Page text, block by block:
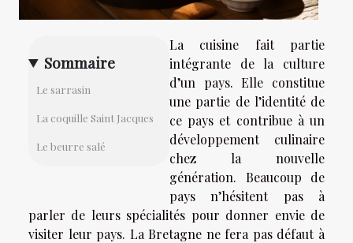
Sommaire
Le sarrasin
La coquille Saint Jacques
Le beurre salé
La cuisine fait partie
intégrante de la culture
d’un pays. Elle constitue
une partie de l’identité de
ce pays et contribue à un
développement culinaire
chez la nouvelle
génération. Beaucoup de
pays n’hésitent pas à
parler de leurs spécialités pour donner envie de
visiter leur pays. La Bretagne ne fera pas défaut à